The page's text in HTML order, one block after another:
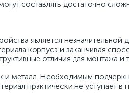
составлять достаточно
является
корпуса и заканчивая
отличия для монтажа и
и металл. Необходимым
практически не уступает